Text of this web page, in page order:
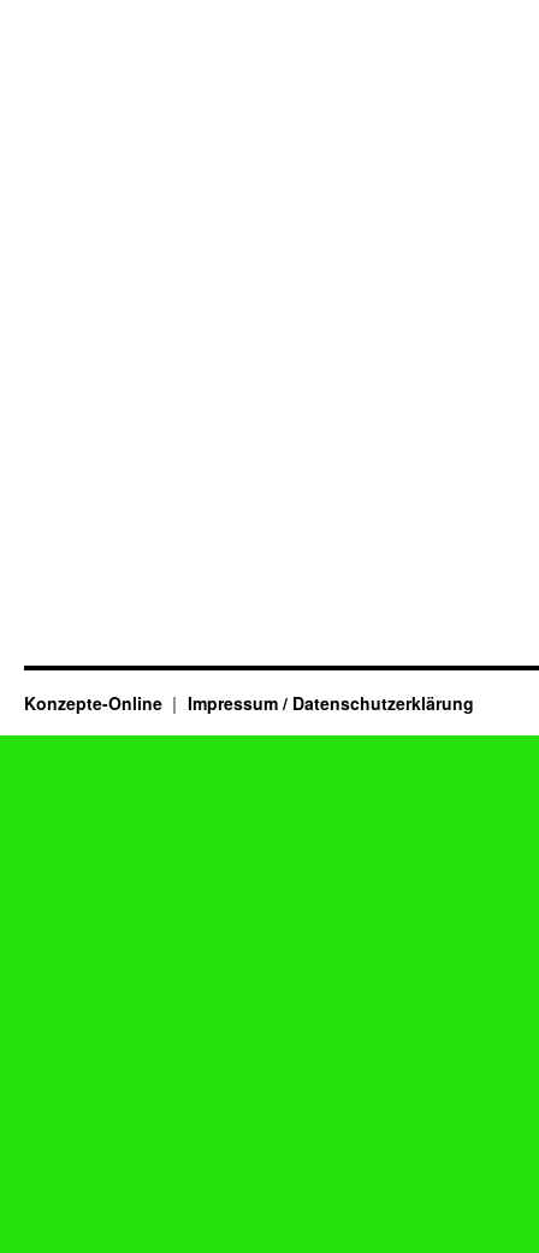
Konzepte-Online Impressum / Datenschutzerklärung